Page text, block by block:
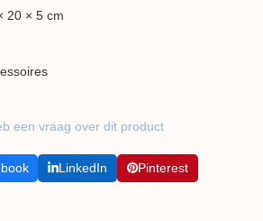
20 × 5 cm
een vraag over dit product
LinkedIn
Pinterest